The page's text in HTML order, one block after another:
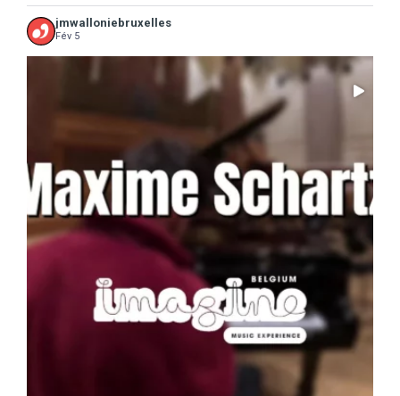
jmwalloniebruxelles
Fév 5
Il ne reste que 10 jours pour sauter le pas :
5